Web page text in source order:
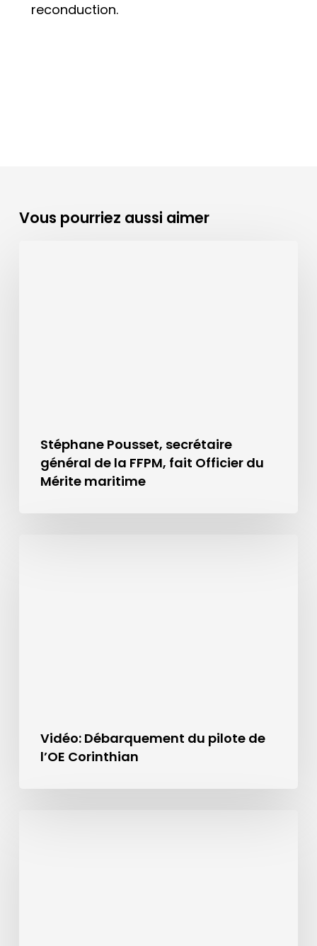
reconduction.
Vous pourriez aussi aimer
Stéphane Pousset, secrétaire
général de la FFPM, fait Officier du
Mérite maritime
Vidéo: Débarquement du pilote de
l’OE Corinthian